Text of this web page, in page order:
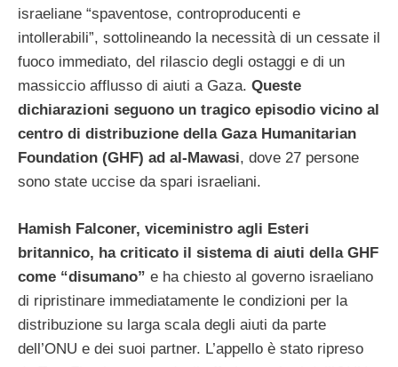
israeliane “spaventose, controproducenti e
intollerabili”, sottolineando la necessità di un cessate il
fuoco immediato, del rilascio degli ostaggi e di un
massiccio afflusso di aiuti a Gaza. Queste
dichiarazioni seguono un tragico episodio vicino al
centro di distribuzione della Gaza Humanitarian
Foundation (GHF) ad al-Mawasi, dove 27 persone
sono state uccise da spari israeliani.
Hamish Falconer, viceministro agli Esteri
britannico, ha criticato il sistema di aiuti della GHF
come “disumano” e ha chiesto al governo israeliano
di ripristinare immediatamente le condizioni per la
distribuzione su larga scala degli aiuti da parte
dell’ONU e dei suoi partner. L’appello è stato ripreso